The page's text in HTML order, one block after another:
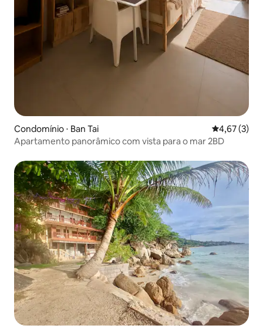
Condomínio ⋅ Ban Tai 4,67 de
4,67 (3)
Apartamento panorâmico com vista para o mar 2BD